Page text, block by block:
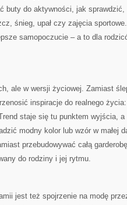
buty do aktywności, jak
śnieg, upał czy zajęcia
samopoczucie – a to dla
ale w wersji życiowej. Zamiast
inspiracje do realnego
staje się tu punktem wyjścia,
modny kolor lub wzór w małej
przebudowywać całą
do rodziny i jej rytmu.
jest też spojrzenie na modę